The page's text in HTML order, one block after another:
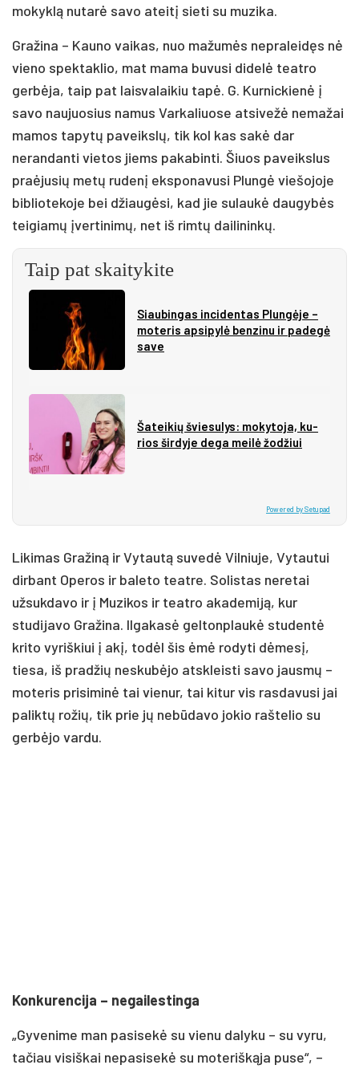
mokyklą nutarė savo ateitį sieti su muzika.
Gražina – Kauno vaikas, nuo mažumės nepraleidęs nė
vieno spektaklio, mat mama buvusi didelė teatro
gerbėja, taip pat laisvalaikiu tapė. G. Kurnickienė į
savo naujuosius namus Varkaliuose atsivežė nemažai
mamos tapytų paveikslų, tik kol kas sakė dar
nerandanti vietos jiems pakabinti. Šiuos paveikslus
praėjusių metų rudenį eksponavusi Plungė viešojoje
bibliotekoje bei džiaugėsi, kad jie sulaukė daugybės
teigiamų įvertinimų, net iš rimtų dailininkų.
Taip pat skaitykite
Siau­bin­gas in­ci­den­tas Plun­gė­je –
mo­te­ris ap­si­py­lė ben­zi­nu ir pa­de­gė
sa­ve
Ša­tei­kių švie­su­lys: mo­ky­to­ja, ku­
rios šir­dy­je de­ga mei­lė žo­džiui
Powered by Setupad
Likimas Gražiną ir Vytautą suvedė Vilniuje, Vytautui
dirbant Operos ir baleto teatre. Solistas neretai
užsukdavo ir į Muzikos ir teatro akademiją, kur
studijavo Gražina. Ilgakasė geltonplaukė studentė
krito vyriškiui į akį, todėl šis ėmė rodyti dėmesį,
tiesa, iš pradžių neskubėjo atskleisti savo jausmų –
moteris prisiminė tai vienur, tai kitur vis rasdavusi jai
paliktų rožių, tik prie jų nebūdavo jokio raštelio su
gerbėjo vardu.
Konkurencija – negailestinga
„Gyvenime man pasisekė su vienu dalyku – su vyru,
tačiau visiškai nepasisekė su moteriškąja puse“, –